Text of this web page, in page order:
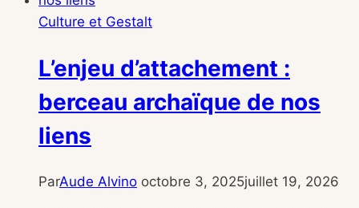
Culture et Gestalt
L’enjeu d’attachement :
berceau archaïque de nos
liens
ParAude Alvino octobre 3, 2025juillet 19, 2026